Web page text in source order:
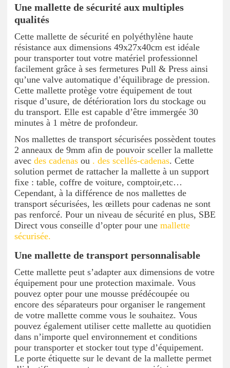
Une mallette de sécurité aux multiples
qualités
Cette mallette de sécurité en polyéthylène haute
résistance aux dimensions 49x27x40cm est idéale
pour transporter tout votre matériel professionnel
facilement grâce à ses fermetures Pull & Press ainsi
qu’une valve automatique d’équilibrage de pression.
Cette mallette protège votre équipement de tout
risque d’usure, de détérioration lors du stockage ou
du transport. Elle est capable d’être immergée 30
minutes à 1 mètre de profondeur.
Nos mallettes de transport sécurisées possèdent toutes
2 anneaux de 9mm afin de pouvoir sceller la mallette
avec des cadenas ou . des scellés-cadenas. Cette
solution permet de rattacher la mallette à un support
fixe : table, coffre de voiture, comptoir,etc…
Cependant, à la différence de nos mallettes de
transport sécurisées, les œillets pour cadenas ne sont
pas renforcé. Pour un niveau de sécurité en plus, SBE
Direct vous conseille d’opter pour une mallette
sécurisée.
Une mallette de transport personnalisable
Cette mallette peut s’adapter aux dimensions de votre
équipement pour une protection maximale. Vous
pouvez opter pour une mousse prédécoupée ou
encore des séparateurs pour organiser le rangement
de votre mallette comme vous le souhaitez. Vous
pouvez également utiliser cette mallette au quotidien
dans n’importe quel environnement et conditions
pour transporter et stocker tout type d’équipement.
Le porte étiquette sur le devant de la mallette permet